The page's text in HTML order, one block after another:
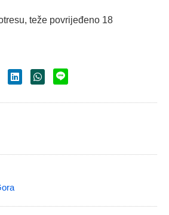
teže povrijeđeno 18